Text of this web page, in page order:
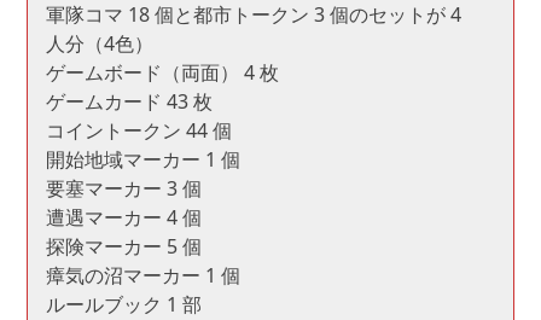
軍隊コマ 18 個と都市トークン 3 個のセットが 4
人分（4色）
ゲームボード（両面） 4 枚
ゲームカード 43 枚
コイントークン 44 個
開始地域マーカー 1 個
要塞マーカー 3 個
遭遇マーカー 4 個
探険マーカー 5 個
瘴気の沼マーカー 1 個
ルールブック 1 部